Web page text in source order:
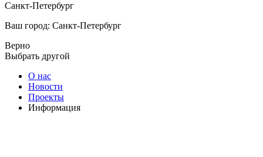
Санкт-Петербург
Ваш город: Санкт-Петербург
Верно
Выбрать другой
О нас
Новости
Проекты
Информация